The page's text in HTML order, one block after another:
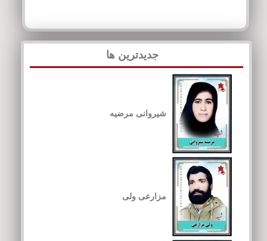
جدیدترین ها
شیروانی مرضیه
مزارعی ولی